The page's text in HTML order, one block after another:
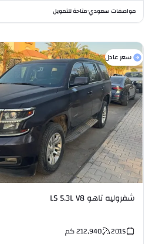
مواصفات سعودي•متاحة للتمويل
سعر عادل
شفروليه تاهو LS 5.3L V8
2015
212,940كم